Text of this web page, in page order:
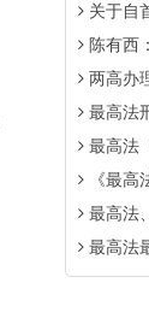
关于自
陈有西
两高办
最高法
最高法
《最高
最高法
最高法